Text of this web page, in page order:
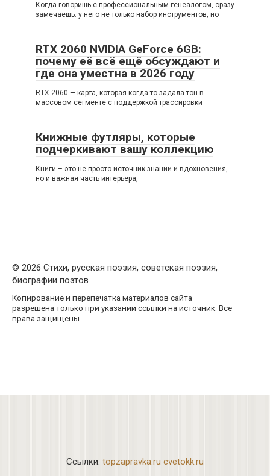
Когда говоришь с профессиональным генеалогом, сразу
замечаешь: у него не только набор инструментов, но
RTX 2060 NVIDIA GeForce 6GB:
почему её всё ещё обсуждают и
где она уместна в 2026 году
RTX 2060 — карта, которая когда-то задала тон в
массовом сегменте с поддержкой трассировки
Книжные футляры, которые
подчеркивают вашу коллекцию
Книги – это не просто источник знаний и вдохновения,
но и важная часть интерьера,
© 2026 Стихи, русская поэзия, советская поэзия,
биографии поэтов
Копирование и перепечатка материалов сайта
разрешена только при указании ссылки на источник. Все
права защищены.
Ссылки: topzapravka.ru cvetokk.ru